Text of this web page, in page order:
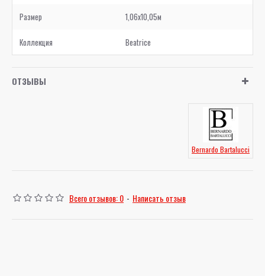
Размер 1,06x10,05м
Коллекция Beatrice
ОТЗЫВЫ
Bernardo Bartalucci
Всего отзывов: 0 - Написать отзыв